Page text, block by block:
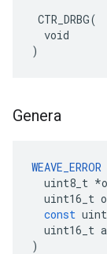
CTR_DRBG(
  void
)
Genera
WEAVE_ERROR
uint8_t *
uint16_t
const
uint16_t
)